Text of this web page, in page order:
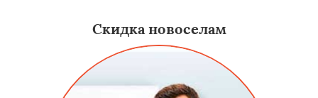
Скидка новоселам